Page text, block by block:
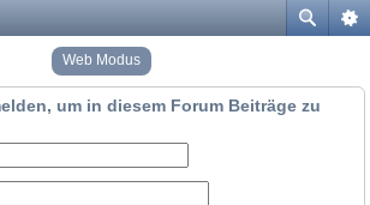
Web Modus
um in diesem Forum Beiträge zu